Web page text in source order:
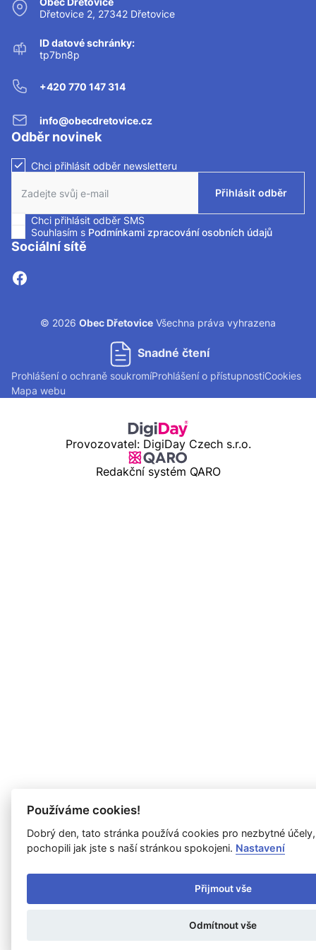
Dřetovice 2, 27342 Dřetovice
ID datové schránky:
tp7bn8p
+420 770 147 314
info@obecdretovice.cz
Odběr novinek
Chci přihlásit odběr newsletteru
Přihlásit odběr
Chci přihlásit odběr SMS
Zaškrtnutím políčka souhlasíte se zasíláním SMS.
Souhlasím s Podmínkami zpracování osobních údajů
Sociální sítě
© 2026 Obec Dřetovice Všechna práva vyhrazena
Snadné čtení
Prohlášení o ochraně soukromíProhlášení o přístupnostiCookies
Mapa webu
Provozovatel: DigiDay Czech s.r.o.
Redakční systém QARO
Používáme cookies!
Dobrý den, tato stránka používá cookies pro nezbytné
pochopili jak jste s naší stránkou spokojeni. Nastavení
Přijmout vše
Odmítnout vše